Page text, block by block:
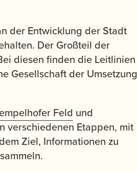
der Entwicklung der Stadt
Der Großteil der
diesen finden die Leitlinien
Gesellschaft der Umsetzung
Feld und
verschiedenen Etappen, mit
Ziel, Informationen zu